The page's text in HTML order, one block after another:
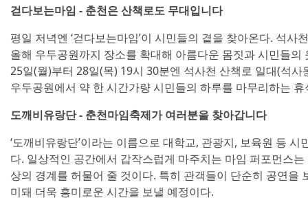
걷다보는마임 - 춘천은 산책로도 무대입니다
평일 저녁엔 ‘걷다보는마임’이 시민들의 곁을 찾아온다. 석사
올해 우두공원까지 장소를 확대해 아름다운 몸짓과 시민들
25일(월)부터 28일(목) 19시 30분엔 석사천 산책로 일대(석
우두공원에서 약 한 시간가량 시민들의 하루를 마무리하는
도깨비유랑단 - 춘천마임축제가 여러분을 찾아갑니다
‘도깨비유랑단’이라는 이름으로 대학교, 관광지, 보육원 등
다. 일상적인 공간에서 갑작스럽게 마주치는 마임 퍼포먼스
상의 경계를 허물어 줄 것이다. 특히 관객들이 단순히 공연을
미돼 더욱 흥미로운 시간을 보낼 예정이다.